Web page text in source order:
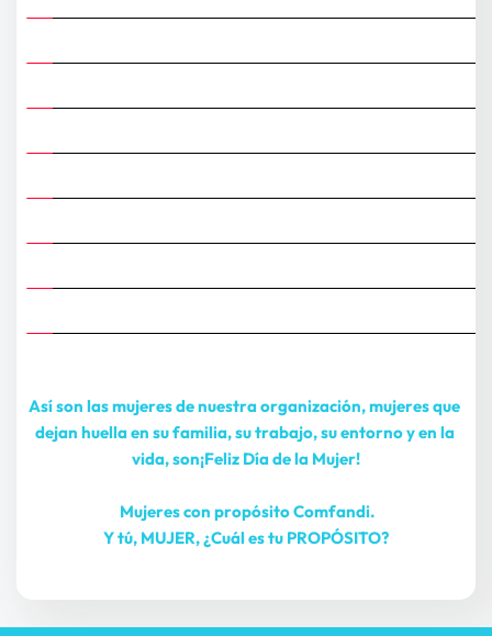
Así son las mujeres de nuestra organización, mujeres que
dejan huella en su familia, su trabajo, su entorno y en la
vida, son¡Feliz Día de la Mujer!
Mujeres con propósito Comfandi.
Y tú, MUJER, ¿Cuál es tu PROPÓSITO?